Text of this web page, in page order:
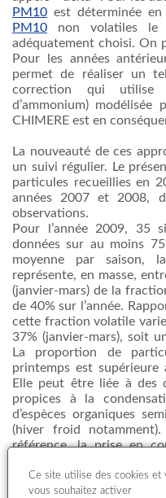
PM10 est déterminéeen
PM10 non volatiles le
adéquatement choisi. On
Pour les années
permet de réaliserun tel
correction qui utilise
d’ammonium) modélisée
CHIMERE est en
La nouveautédeces
un suivi régulier. Le
particules recueilliesen
années 2007 et 2008,
observations.
Pour
l’année2009, 35
données sur au moins
moyenne par saison,
représente, en masse,
(janvier-mars) de la
de 40%sur l’année.
cette fraction volatilevarie
37% (janvier-mars),soit
La proportion de
printemps est supérieure
Elle peut être liée à des
propices
à la
d’espèces organiques
(hiver froid notamment
référence, la prise en
d’environ 7 µg.m-3.L’effet
limites est également
Ce site utilise des cookies et
vous souhaitez activer